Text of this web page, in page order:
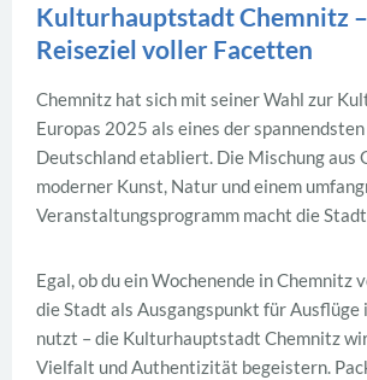
Kulturhauptstadt Chemnitz
Reiseziel voller Facetten
Chemnitz hat sich mit seiner Wahl zur
Europas 2025 als eines der
Deutschland etabliert. Die Mischung aus
moderner Kunst, Natur und einem
Veranstaltungsprogramm macht die
Egal, ob du ein Wochenende in Chemnitz
die Stadt als Ausgangspunkt für Ausflüge
nutzt – die Kulturhauptstadt Chemnitz
Vielfalt und Authentizität begeistern.